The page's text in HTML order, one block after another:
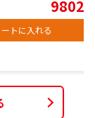
9802
トに入れる